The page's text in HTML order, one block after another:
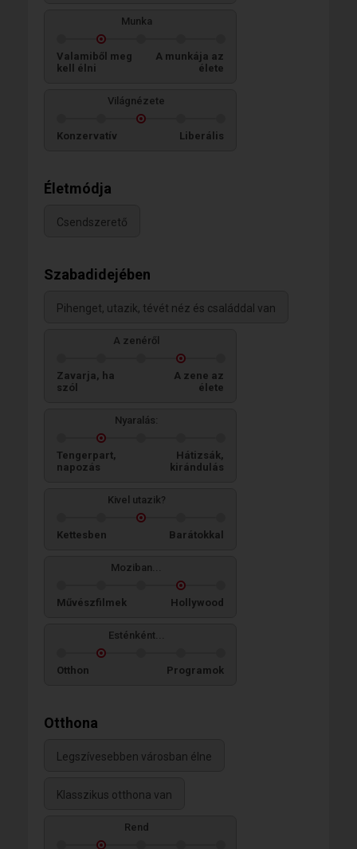
Munka
Valamiből meg
kell élni
A munkája az
élete
Világnézete
Konzervatív Liberális
Életmódja
Csendszerető
Szabadidejében
Pihenget, utazik, tévét néz és családdal van
A zenéről
Zavarja, ha
szól
A zene az
élete
Nyaralás:
Tengerpart,
napozás
Hátizsák,
kirándulás
Kivel utazik?
Kettesben Barátokkal
Moziban...
Művészfilmek Hollywood
Esténként...
Otthon Programok
Otthona
Legszívesebben városban élne
Klasszikus otthona van
Rend